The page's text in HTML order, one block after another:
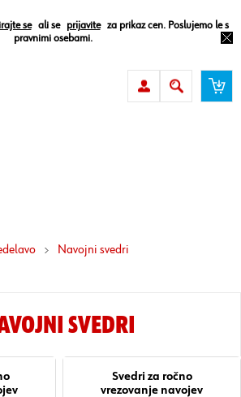
se ali se prijavite
za prikaz cen. Poslujemo le s
pravnimi osebami.
navojni svedri
SVEDRI
Svedri za ročno
vrezovanje navojev